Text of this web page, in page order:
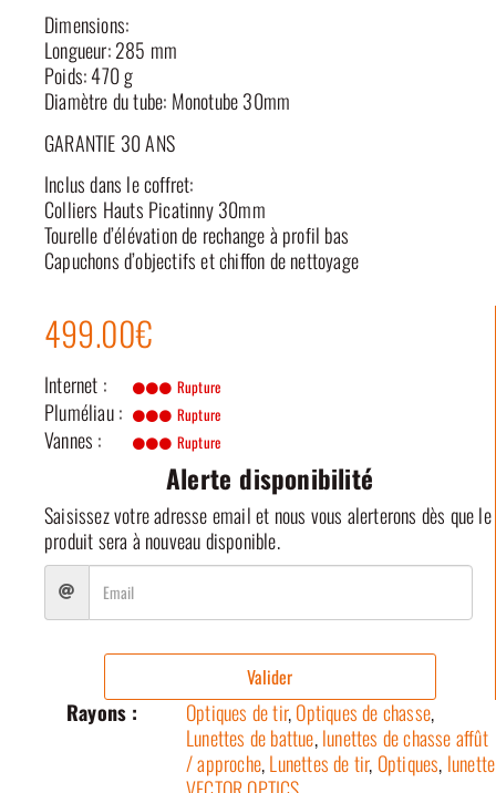
Dimensions:
Longueur: 285 mm
Poids: 470 g
Diamètre du tube: Monotube 30mm
GARANTIE 30 ANS
Inclus dans le coffret:
Colliers Hauts Picatinny 30mm
Tourelle d’élévation de rechange à profil bas
Capuchons d’objectifs et chiffon de nettoyage
499.00€
Internet : Rupture
Pluméliau : Rupture
Vannes : Rupture
Alerte disponibilité
Saisissez votre adresse email et nous vous alerterons dès que le
produit sera à nouveau disponible.
Valider
Rayons : Optiques de tir,Optiques de chasse,
Lunettes de battue,lunettes de chasse affût
/ approche,Lunettes de tir, Optiques, lunette